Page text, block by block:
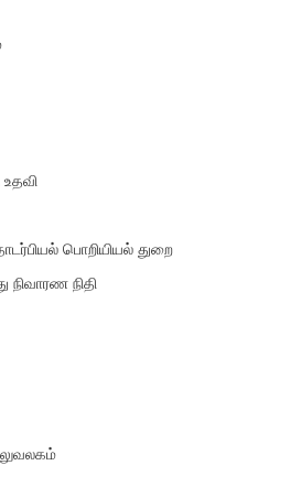
உதவி
பொறியியல் துறை
நிதி